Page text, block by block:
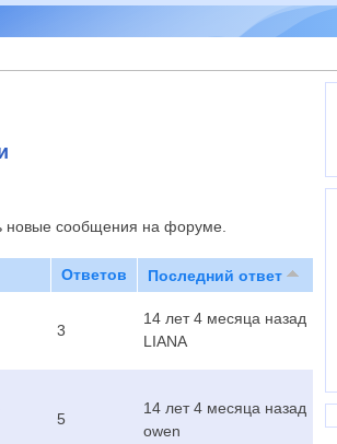
новые сообщения на форуме.
Ответов Последний ответ
3
14 лет 4 месяца назад
LIANA
5
14 лет 4 месяца назад
owen